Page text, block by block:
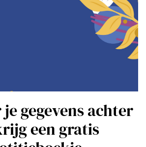
gegevens achter
een gratis